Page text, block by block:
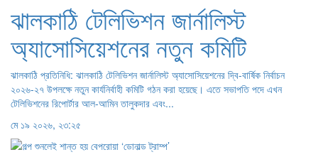
ঝালকাঠি টেলিভিশন জার্নালিস্ট
অ্যাসোসিয়েশনের নতুন কমিটি
ঝালকাঠি প্রতিনিধি: ঝালকাঠি টেলিভিশন জার্নালিস্ট অ্যাসোসিয়েশনের দ্বি-বার্ষিক নির্বাচন
২০২৬-২৭ উপলক্ষে নতুন কার্যনির্বাহী কমিটি গঠন করা হয়েছে। এতে সভাপতি পদে এখন
টেলিভিশনের রিপোর্টার আল-আমিন তালুকদার এবং...
মে ১৯ ২০২৬, ২৩:২৫